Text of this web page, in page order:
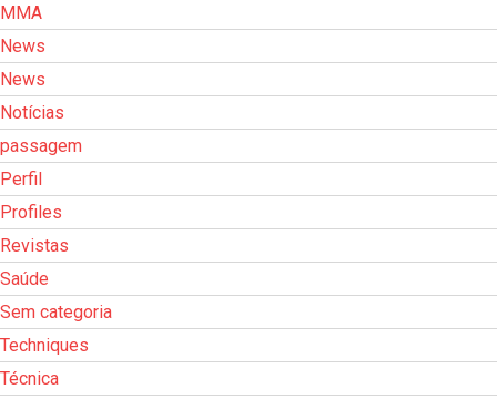
MMA
News
News
Notícias
passagem
Perfil
Profiles
Revistas
Saúde
Sem categoria
Techniques
Técnica